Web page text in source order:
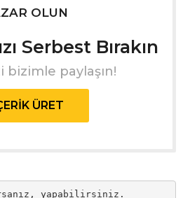
OLUN
Serbest Bırakın
bizimle paylaşın!
ÜRET
yapabilirsiniz.